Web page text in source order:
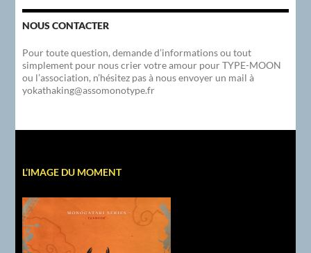
NOUS CONTACTER
Pour toute question, demande d’informations ou tout
simplement pour nous crier votre amour pour TYPE-MOON
ou l’association, n’hésitez pas à nous envoyer un mail à
yokathaking@assomonotype.fr
L’IMAGE DU MOMENT